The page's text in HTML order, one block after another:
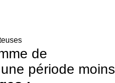
de
période moins